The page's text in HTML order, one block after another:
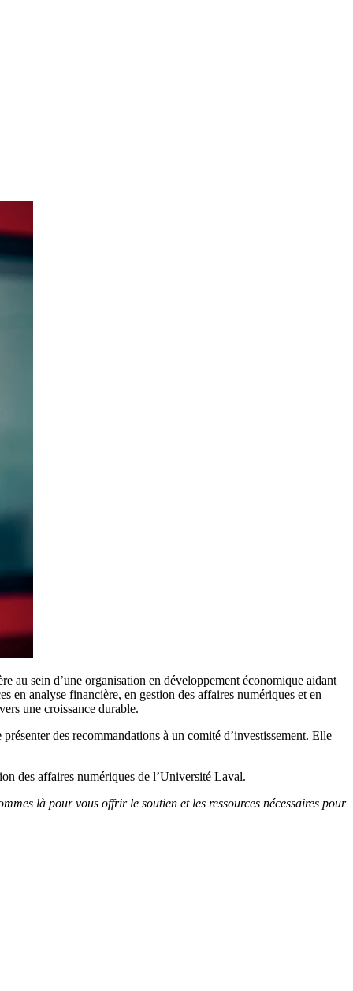
au sein d’une organisation en développement économique aidant
en analyse financière, en gestion des affaires numériques et en
une croissance durable.
des recommandations à un comité d’investissement. Elle
des affaires numériques de l’Université Laval.
là pour vous offrir le soutien et les ressources nécessaires pour